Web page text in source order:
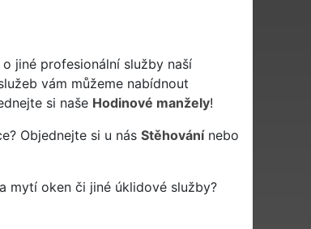
jiné profesionální služby naší
vám můžeme nabídnout
si naše Hodinové manžely!
Objednejte si u nás Stěhovánínebo
mytí oken či jiné úklidové služby?